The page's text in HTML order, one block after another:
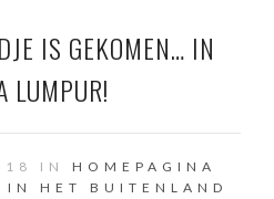
IS GEKOMEN… IN
LUMPUR!
IN HOMEPAGINA
IN HET BUITENLAND